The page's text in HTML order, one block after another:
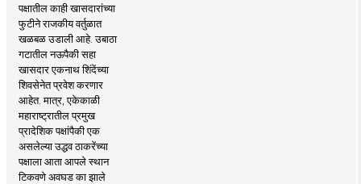
पक्षातील काही खासदारांच्या
फुटीने राजकीय वर्तुळात
खळबळ उडाली आहे. उबाठा
गटातील नऊपैकी सहा
खासदार एकनाथ शिंदेंच्या
शिवसेनेत प्रवेश करणार
आहेत. मात्र, एकेकाळी
महाराष्ट्रातील प्रमुख
प्रादेशिक पक्षांपैकी एक
असलेल्या उद्धव ठाकरेंच्या
पक्षाला आता आपले स्थान
टिकवणे अवघड का झाले